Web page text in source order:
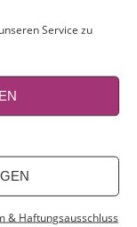
Service zu
& Haftungsausschluss